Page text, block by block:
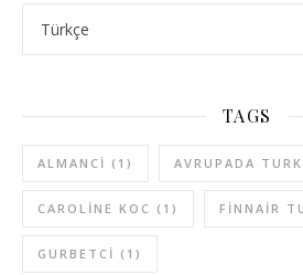
TAGS
ALMANCI (1) AVRUPADA
CAROLINE KOC (1) FINNAIR
GURBETCI (1)